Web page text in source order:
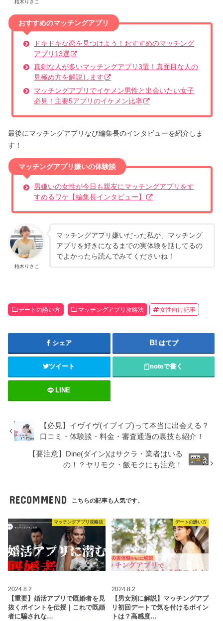
柏木りさこ
おすすめのマッチングアプリ
ドキドキな恋を見つけよう！おすすめのマッチング
アプリ13選
真剣な人が多いマッチングアプリ3選！真面目な人の
見極め方を解説します
マッチングアプリでイケメン男性と出会いたい女子
必見！主要5アプリのイケメン比率
最後にマッチングアプリなび編集長のインタビューを紹介しま
す！
マッチングアプリ嫌いの体験談
男嫌いの女性が今日も親友にマッチングアプリをす
すめるワケ【編集長インタビュー】
柏木りさこ
マッチングアプリ嫌いだった私が、マッチング
アプリを好きになるまでの実体験を話してるの
でよかったら読んでみてくださいね！
デートの誘い方 マッチングアプリ攻略法 女性向け記事
シェア はてブ
ツイート noteで書く
LINE
【必見】イヴイヴ(イブイブ)って本当に出会える？
口コミ・体験談・料金・審査通過の裏技も紹介！
【要注意】Dine(ダイン)はサクラ・業者はいる
の！？ヤリモク・飯モクにも注意！
RECOMMEND こちらの記事も人気です。
マッチングアプリ攻略法
2024.8.2
【重要】婚活アプリで既婚者を見
抜くポイントを伝授｜これで既婚
者に騙されな…
デートの誘い方
2024.8.2
【男女別に解説】マッチングアプ
リ初回デートで気を付けるポイン
トは？高感度…